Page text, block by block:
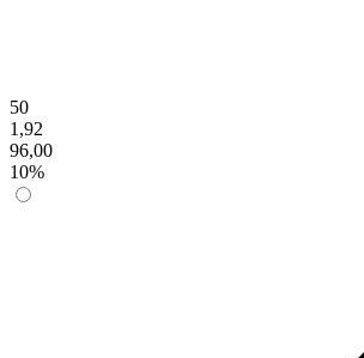
50
1,92
96,00
10%